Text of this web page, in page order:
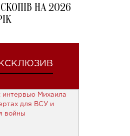
НА 2026